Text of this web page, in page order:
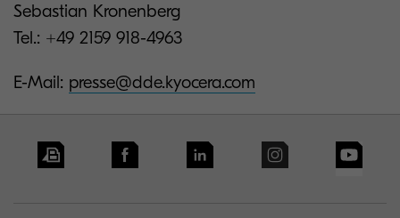
Sebastian Kronenberg
Tel.: +49 2159 918-4963
E-Mail: presse@dde.kyocera.com